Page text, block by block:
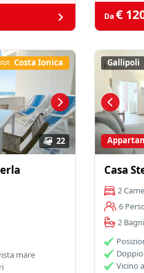
Da€
22
Costa Ionica
mare
Gallipoli
Casa
2
6
2 Bagni
Vicino